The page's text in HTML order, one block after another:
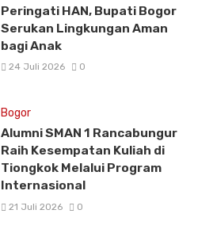
Peringati HAN, Bupati Bogor
Serukan Lingkungan Aman
bagi Anak
24 Juli 2026 0
Bogor
Alumni SMAN 1 Rancabungur
Raih Kesempatan Kuliah di
Tiongkok Melalui Program
Internasional
21 Juli 2026 0